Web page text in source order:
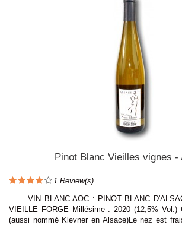
Pinot Blanc Vieilles vignes -
1 Review(s)
VIN BLANC AOC : PINOT BLANC
VIEILLE FORGE Millésime : 2020 (12,5% Vol.)
(aussi nommé Klevner en Alsace)Le nez est